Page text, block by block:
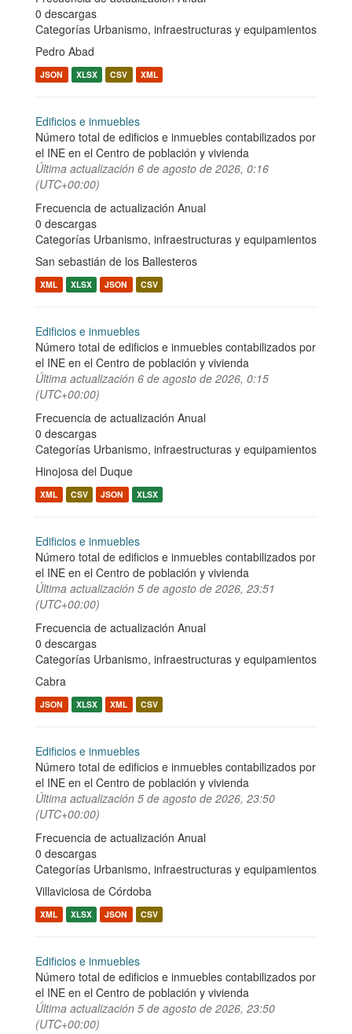
0 descargas
Categorías Urbanismo, infraestructuras y equipamientos
Pedro Abad
JSON XLSX CSV XML
Edificios e inmuebles
Número total de edificios e inmuebles contabilizados por
el INE en el Centro de población y vivienda
Última actualización 6 de agosto de 2026, 0:16
(UTC+00:00)
Frecuencia de actualización Anual
0 descargas
Categorías Urbanismo, infraestructuras y equipamientos
San sebastián de los Ballesteros
XML XLSX JSON CSV
Edificios e inmuebles
Número total de edificios e inmuebles contabilizados por
el INE en el Centro de población y vivienda
Última actualización 6 de agosto de 2026, 0:15
(UTC+00:00)
Frecuencia de actualización Anual
0 descargas
Categorías Urbanismo, infraestructuras y equipamientos
Hinojosa del Duque
XML CSV JSON XLSX
Edificios e inmuebles
Número total de edificios e inmuebles contabilizados por
el INE en el Centro de población y vivienda
Última actualización 5 de agosto de 2026, 23:51
(UTC+00:00)
Frecuencia de actualización Anual
0 descargas
Categorías Urbanismo, infraestructuras y equipamientos
Cabra
JSON XLSX XML CSV
Edificios e inmuebles
Número total de edificios e inmuebles contabilizados por
el INE en el Centro de población y vivienda
Última actualización 5 de agosto de 2026, 23:50
(UTC+00:00)
Frecuencia de actualización Anual
0 descargas
Categorías Urbanismo, infraestructuras y equipamientos
Villaviciosa de Córdoba
XML XLSX JSON CSV
Edificios e inmuebles
Número total de edificios e inmuebles contabilizados por
el INE en el Centro de población y vivienda
Última actualización 5 de agosto de 2026, 23:50
(UTC+00:00)